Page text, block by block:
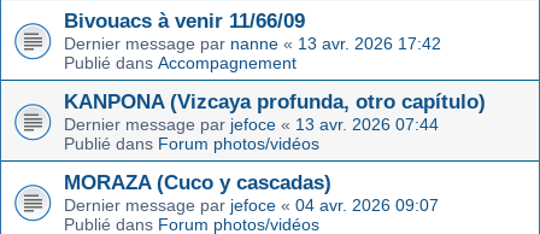
Bivouacs à venir 11/66/09
Dernier message par nanne « 13 avr. 2026 17:42
Publié dans Accompagnement
KANPONA (Vizcaya profunda, otro capítulo)
Dernier message par jefoce « 13 avr. 2026 07:44
Publié dans Forum photos/vidéos
MORAZA (Cuco y cascadas)
Dernier message par jefoce « 04 avr. 2026 09:07
Publié dans Forum photos/vidéos